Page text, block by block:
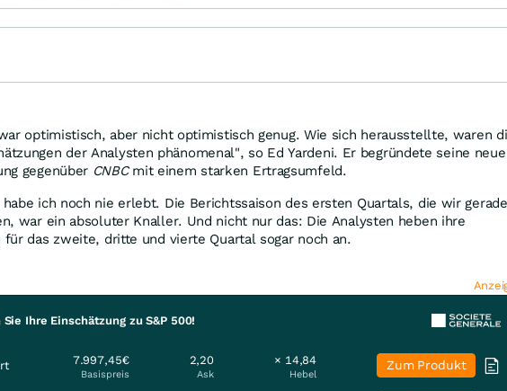
optimistisch, aber nicht optimistisch genug. Wie sich herausstellte, waren
der Analysten phänomenal", so Ed Yardeni. Er begründete seine neue
gegenüber CNBCmit einem starken Ertragsumfeld.
ich noch nie erlebt. Die Berichtssaison des ersten Quartals, die wir gerade
war ein absoluter Knaller. Und nicht nur das: Die Analysten heben ihre
für das zweite, dritte und vierte Quartal sogar noch an.
Sie Ihre Einschätzung zu S&P 500!
7.997,45€
Basispreis
2,20
Ask
× 14,84
Hebel
Zum Produkt